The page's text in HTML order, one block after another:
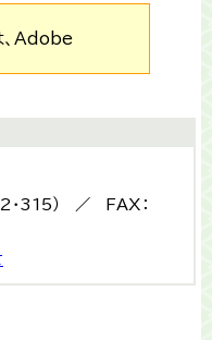
、Adobe
・315） ／ FAX：